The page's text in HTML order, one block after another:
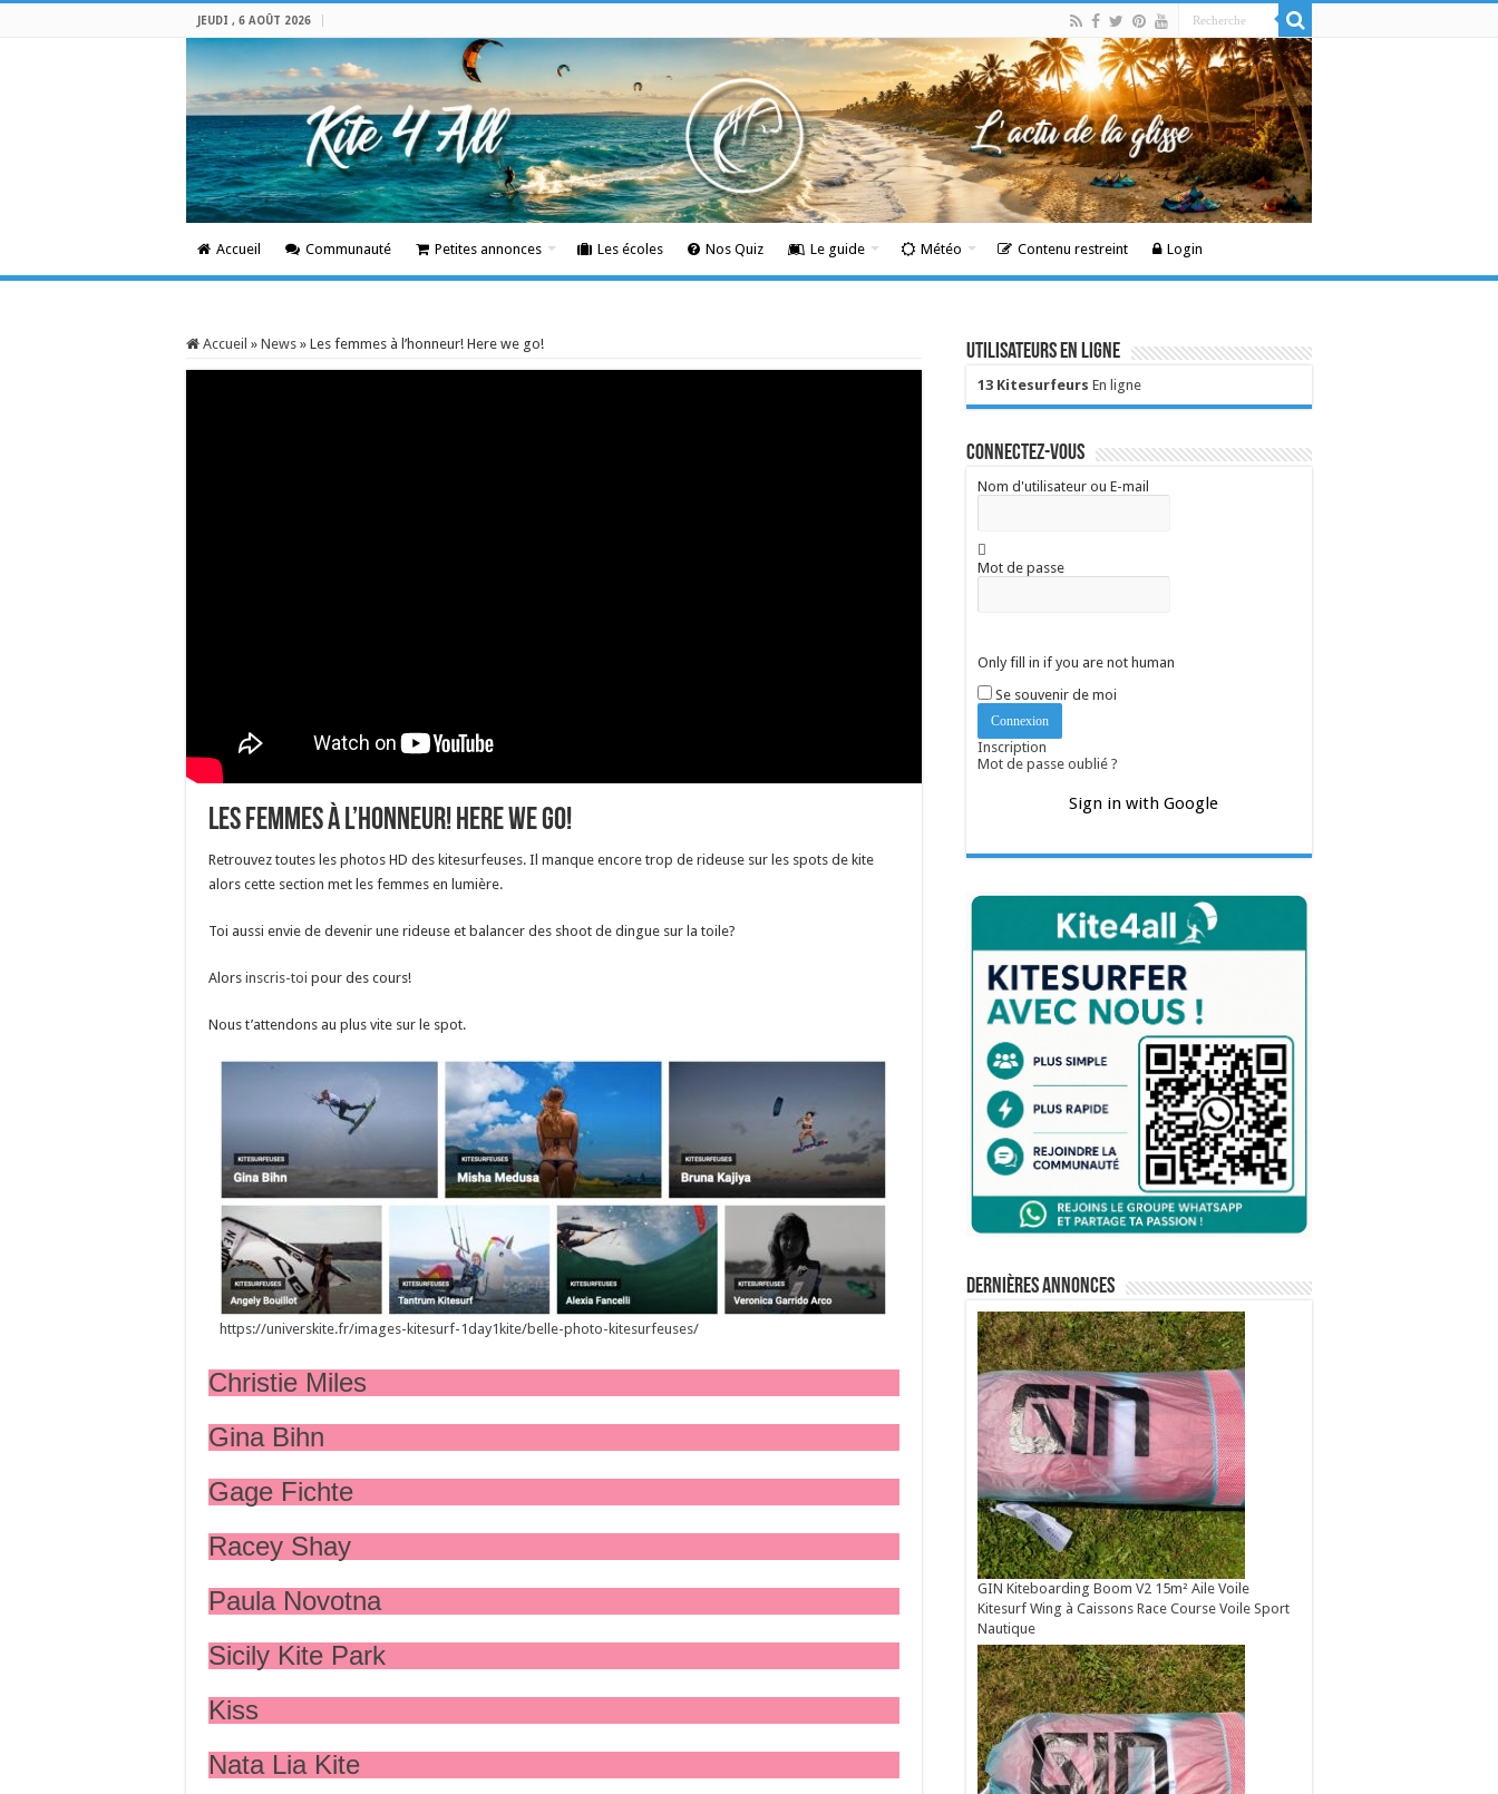
JEUDI , 6 AOÛT 2026
Accueil Communauté Petites annonces Les écoles Nos Quiz Le guide Météo Contenu restreint Login
Accueil » News » Les femmes à l’honneur! Here we go!
Les femmes à l’honneur! Here we go!
Retrouvez toutes les photos HD des kitesurfeuses. Il manque encore trop de rideuse sur les spots de kite
alors cette section met les femmes en lumière.
Toi aussi envie de devenir une rideuse et balancer des shoot de dingue sur la toile?
Alors inscris-toi pour des cours!
Nous t’attendons au plus vite sur le spot.
https://universkite.fr/images-kitesurf-1day1kite/belle-photo-kitesurfeuses/
Christie Miles
Gina Bihn
Gage Fichte
Racey Shay
Paula Novotna
Sicily Kite Park
Kiss
Nata Lia Kite
Utilisateurs en ligne
13 Kitesurfeurs En ligne
Connectez-vous
Nom d'utilisateur ou E-mail
Mot de passe
Only fill in if you are not human
Se souvenir de moi
Inscription
Mot de passe oublié ?
Sign in with Google
Dernières annonces
GIN Kiteboarding Boom V2 15m² Aile Voile
Kitesurf Wing à Caissons Race Course Voile Sport
Nautique